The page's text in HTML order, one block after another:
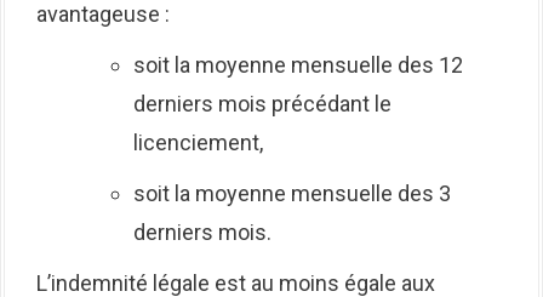
avantageuse :
soit la moyenne mensuelle des 12
derniers mois précédant le
licenciement,
soit la moyenne mensuelle des 3
derniers mois.
L’indemnité légale est au moins égale aux